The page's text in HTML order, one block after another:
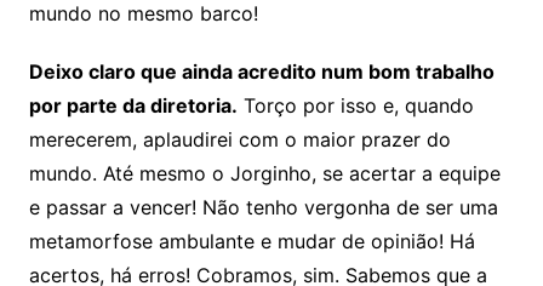
mundo no mesmo barco!
Deixo claro que ainda acredito num bom trabalho
por parte da diretoria. Torço por isso e, quando
merecerem, aplaudirei com o maior prazer do
mundo. Até mesmo o Jorginho, se acertar a equipe
e passar a vencer! Não tenho vergonha de ser uma
metamorfose ambulante e mudar de opinião! Há
acertos, há erros! Cobramos, sim. Sabemos que a